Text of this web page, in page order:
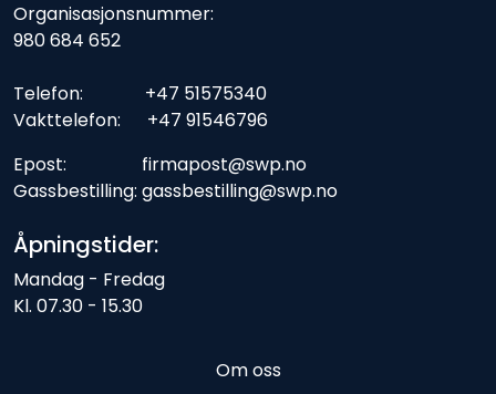
Organisasjonsnummer:
980 684 652
Telefon: +47 51575340
Vakttelefon: +47 91546796
Epost: firmapost@swp.no
Gassbestilling: gassbestilling@swp.no
Åpningstider:
Mandag - Fredag
Kl. 07.30 - 15.30
Om oss